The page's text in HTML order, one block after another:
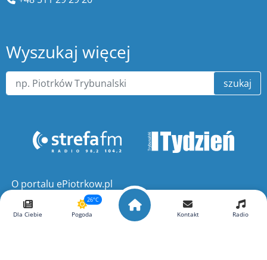
Wyszukaj więcej
szukaj
O portalu ePiotrkow.pl
Dla Ciebie
26°C
Pogoda Kontakt Radio